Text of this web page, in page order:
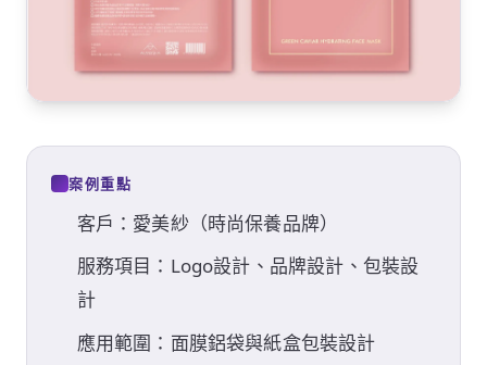
案例重點
客戶：愛美紗（時尚保養品牌）
服務項目：Logo設計、品牌設計、包裝設
計
應用範圍：面膜鋁袋與紙盒包裝設計